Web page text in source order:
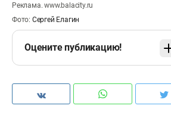
Реклама. www.balacity.ru
Фото: Сергей Елагин
Оцените публикацию!